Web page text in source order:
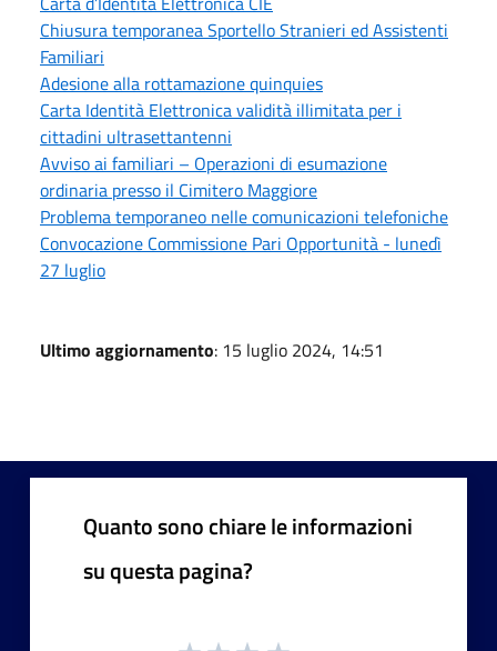
Chiusura temporanea Sportello Stranieri ed Assistenti
Familiari
Adesione alla rottamazione quinquies
Carta Identità Elettronica validità illimitata per i
cittadini ultrasettantenni
Avviso ai familiari – Operazioni di esumazione
ordinaria presso il Cimitero Maggiore
Problema temporaneo nelle comunicazioni telefoniche
Convocazione Commissione Pari Opportunità - lunedì
27 luglio
Ultimo aggiornamento: 15 luglio 2024, 14:51
Quanto sono chiare le informazioni
su questa pagina?